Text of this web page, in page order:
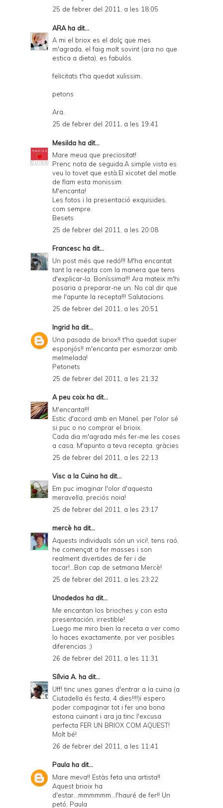
25 de febrer del 2011, a les 18:05
ARAha dit...
A mi el briox es el dolç que mes
m'agrada, el faig molt sovint (ara no que
estica a dieta), es fabulós.
felicitats t'ha quedat xulissim.
petons
Ara.
25 de febrer del 2011, a les 19:41
Mesilda ha dit...
Mare meua que preciositat!
Prenc nota de seguida.A simple vista es
veu lo tovet que està.El xicotet del motle
de flam esta monissim.
M'encanta!
Les fotos i la presentació exquisides,
com sempre.
Besets
25 de febrer del 2011, a les 20:08
Francesc ha dit...
Un post més que redó!!! M'ha encantat
tant la recepta com la manera que tens
d'explicar-la. Boníssima!!! Ara mateix m'hi
posaria a preparar-ne un. No cal dir que
me l'apunte la recepta!!! Salutacions
25 de febrer del 2011, a les 20:51
Ingrid ha dit...
Una pasada de briox!! t'ha quedat super
esponjós!! m'encanta per esmorzar amb
melmelada!
Petonets
25 de febrer del 2011, a les 21:32
A peu coixha dit...
M'encanta!!!
Estic d'acord amb en Manel, per l'olor sé
si puc o no comprar el brioix.
Cada dia m'agrada més fer-me les coses
a casa. M'apunto a teva recepta. gràcies
25 de febrer del 2011, a les 22:13
Visc a la Cuina ha dit...
Em puc imaginar l'olor d'aquesta
meravella, preciós noia!
25 de febrer del 2011, a les 23:17
mercè ha dit...
Aquests individuals són un vici!, tens raó,
he començat a fer masses i son
realment divertides de fer i de
tocar!...Bon cap de setmana Mercè!
25 de febrer del 2011, a les 23:22
Unodedos ha dit...
Me encantan los brioches y con esta
presentación, irrestible!
Luego me miro bien la receta a ver como
lo haces exactamente, por ver posibles
diferencias ;)
26 de febrer del 2011, a les 11:31
Sílvia A. ha dit...
Uff! tinc unes ganes d'entrar a la cuina (a
Ciutadella és festa, 4 dies!!!!)i espero
poder compaginar tot i fer una bona
estona cuinant i ara ja tinc l'excusa
perfecta FER UN BRIOX COM AQUEST!
Molt bé!
26 de febrer del 2011, a les 11:41
Paula ha dit...
Mare meva!! Estàs feta una artista!!
Aquest brioix ha
d'estar...mmmmmm...l'hauré de fer!! Un
petó, Paula